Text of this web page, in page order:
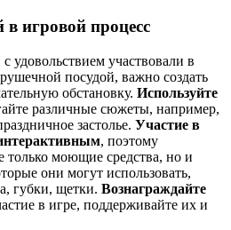
в игровой процесс
удовольствием участвовали в
посудой, важно создать
обстановку. Используйте
различные сюжеты, например,
застолье. Участие в
, поэтому
только моющие средства, но и
они могут использовать,
губки, щетки. Вознаграждайте
в игре, поддерживайте их и